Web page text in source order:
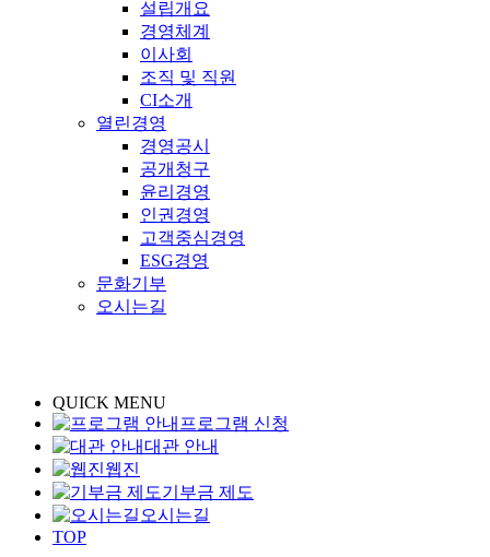
설립개요
경영체계
이사회
조직 및 직원
CI소개
열린경영
경영공시
공개청구
윤리경영
인권경영
고객중심경영
ESG경영
문화기부
오시는길
QUICK MENU
프로그램 신청
대관 안내
웹진
기부금 제도
오시는길
TOP